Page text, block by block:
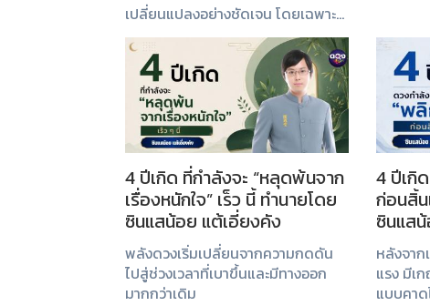
เปลี่ยนแปลงอย่างชัดเจน โดยเฉพาะ
เรื่องการงาน การเงิน และโอกาสในการ
สร้างความมั่นคง หากรู้จังหวะและ
วางแผนให้ดี ก็สามารถเปลี่ยนวิกฤตให้
เป็นโ...
4 ปีเกิด ที่กำลังจะ “หลุดพ้นจาก
เรื่องหนักใจ” เร็ว นี้ ทำนายโดย
ซินแสน้อย แต้เอี่ยงคัง
พลังดวงเริ่มเปลี่ยนจากความกดดัน
ไปสู่ช่วงเวลาที่เบาขึ้นและมีทางออก
มากกว่าเดิม
4 ปีเกิ
ก่อนสิ้
ซินแส
หลังจาก
แรง มีเ
แบบคา